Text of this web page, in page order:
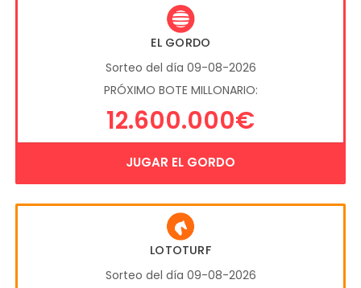
EL GORDO
Sorteo del día 09-08-2026
PRÓXIMO BOTE MILLONARIO:
12.600.000€
JUGAR EL GORDO
LOTOTURF
Sorteo del día 09-08-2026